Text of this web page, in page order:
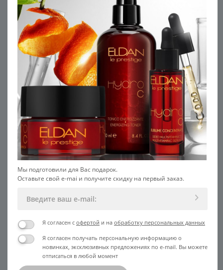
Поделиться
в социальных
Мы подготовили для Вас подарок.
Оставьте свой e-mai и получите скидку на первый заказ.
Я согласен с офертой и на обработку персональных данных
Я согласен получать персональную информацию о
новинках, эксклюзивных предложениях по e-mail. Вы можете
отписаться в любой момент